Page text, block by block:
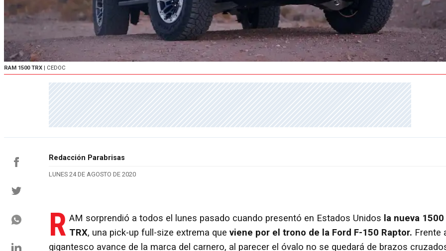
RAM 1500 TRX | CEDOC
Redacción Parabrisas
LUNES 24 DE AGOSTO DE 2020
R AM sorprendió a todos el lunes pasado cuando presentó en Estados Unidos la nueva 1500
TRX, una pick-up full-size extrema que viene por el trono de la Ford F-150 Raptor. Frente
gigantesco avance de la marca del carnero, al parecer el óvalo no se quedará de brazos